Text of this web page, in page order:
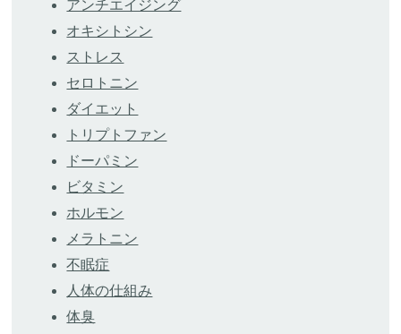
アンチエイジング
オキシトシン
ストレス
セロトニン
ダイエット
トリプトファン
ドーパミン
ビタミン
ホルモン
メラトニン
不眠症
人体の仕組み
体臭